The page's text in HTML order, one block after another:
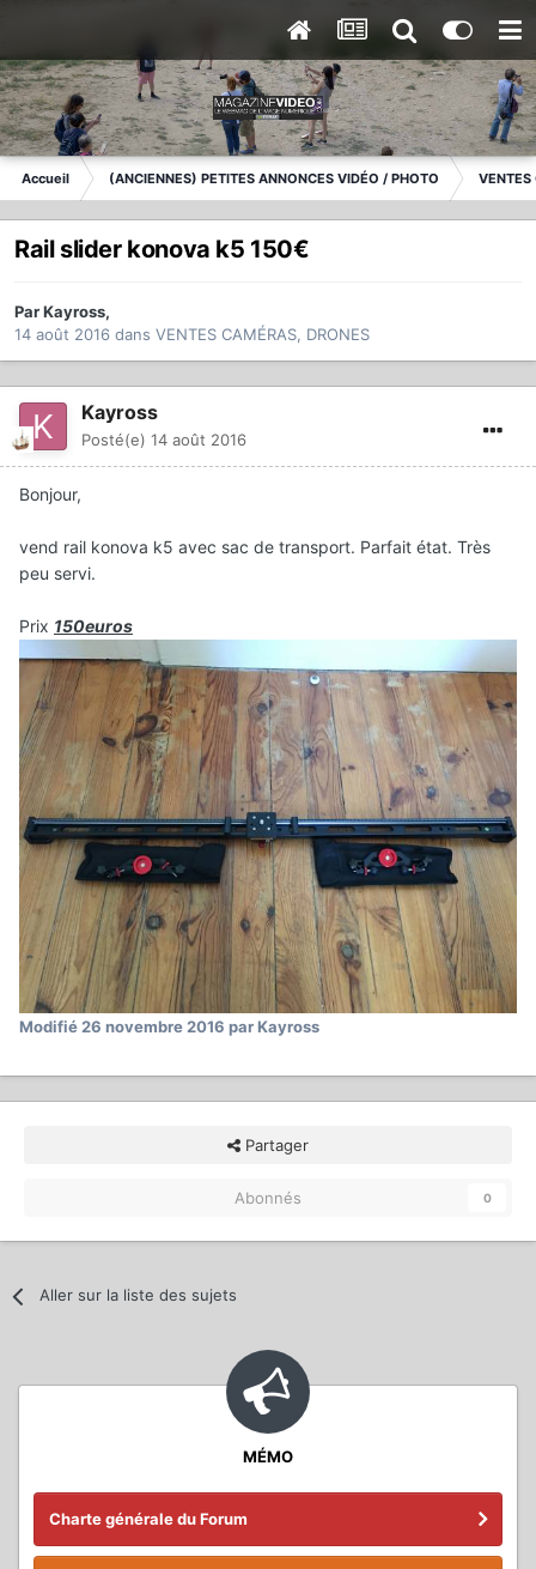
Accueil (ANCIENNES) PETITES ANNONCES VIDÉO / PHOTO VENTES
Rail slider konova k5 150€
ParKayross,
14 août 2016 dans VENTES CAMÉRAS, DRONES
Kayross
Posté(e) 14 août 2016
Bonjour,
vend rail konova k5 avec sac de transport. Parfait état. Très
peu servi.
Prix 150euros
Modifié26 novembre 2016 par Kayross
Partager
Abonnés 0
Aller sur la liste des sujets
MÉMO
Charte générale du Forum